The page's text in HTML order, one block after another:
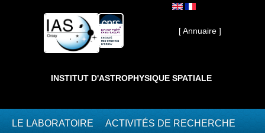
Interne ]
[ Annuaire ]
INSTITUT D'ASTROPHYSIQUE SPATIALE
LE LABORATOIRE ACTIVITÉS DE RECHERCHE